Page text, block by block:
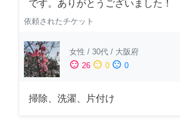
です。ありがとうございました！
依頼されたチケット
女性 / 30代 / 大阪府
sentiment_satisfied 26 sentiment_neutral 0 sentiment_dissatisfied 0
掃除、洗濯、片付け